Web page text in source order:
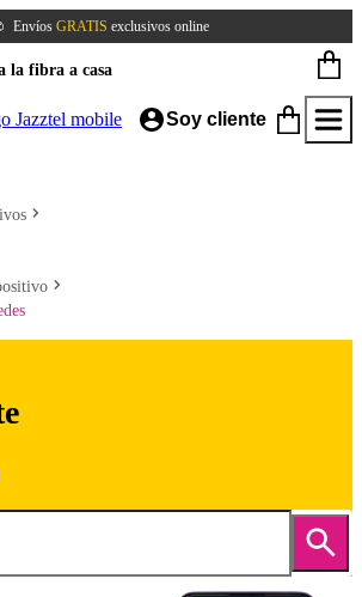
Envíos GRATIS exclusivos online
la fibra a casa
Soy cliente